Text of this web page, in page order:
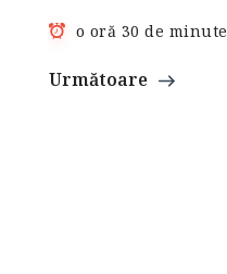
o oră 30 de minute
Următoare